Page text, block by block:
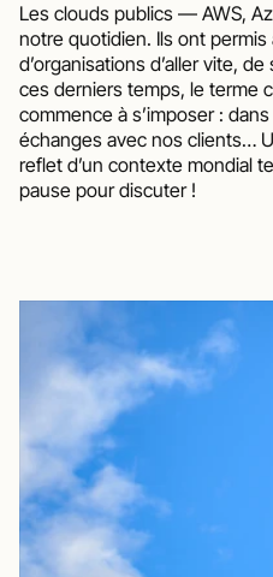
Les clouds publics — AWS,
notre quotidien. Ils ont
d’organisations d’aller vite,
ces derniers temps, le terme
commence à s’imposer :
échanges avec nos clients…
reflet d’un contexte mondial
pause pour discuter !